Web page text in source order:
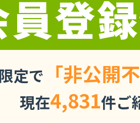
定で 「非公開
現在4,831件ご